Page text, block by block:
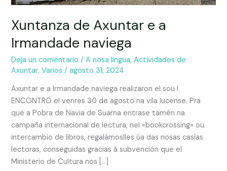
Xuntanza de Axuntar e a
Irmandade naviega
Deja un comentario /A nosa lingua,Actividades de
Axuntar,Varios /agosto 31, 2024
Axuntar e a Irmandade naviega realizaron el sou I
ENCONTRO el venres 30 de agosto na vila lucense. Pra
que a Pobra de Navia de Suarna entrase tamén na
campaña internacional de lectura, nel «bookcrossing» ou
intercambio de libros, regalámoslles úa das nosas casías
lectoras, conseguidas gracias á subvención que el
Ministerio de Cultura nos […]